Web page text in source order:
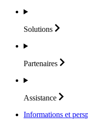
Solutions
Partenaires
Assistance
Informations et